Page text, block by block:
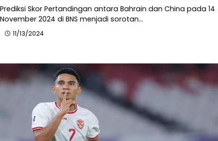
Prediksi Skor Pertandingan antara Bahrain dan China pada 14
November 2024 di BNS menjadi sorotan…
11/13/2024